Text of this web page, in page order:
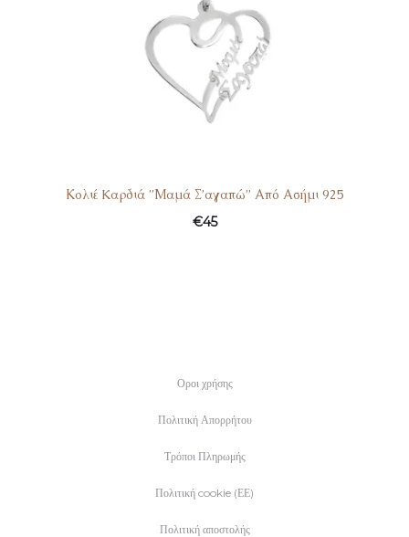
Κολιέ Kαρδιά ”Μαμά Σ’αγαπώ” Από Ασήμι 925
€45
Οροι χρήσης
Πολιτική Απορρήτου
Τρόποι Πληρωμής
Πολιτική cookie (ΕΕ)
Πολιτική αποστολής